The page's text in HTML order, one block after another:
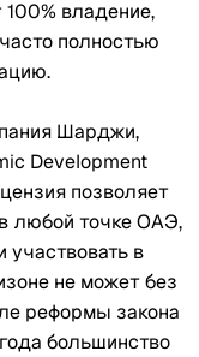
владение,
полностью
Шарджи,
Development
позволяет
любой точке ОАЭ,
в
не может без
реформы закона
большинство